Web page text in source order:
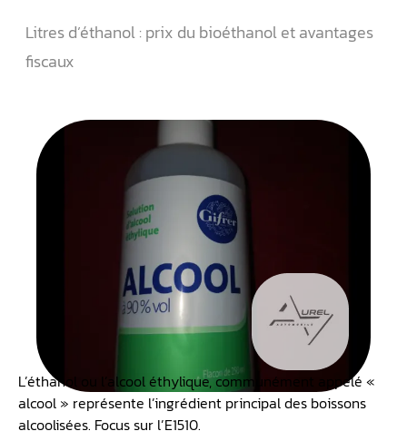
Litres d’éthanol : prix du bioéthanol et avantages
fiscaux
L’éthanol ou l’alcool éthylique, communément appelé «
alcool » représente l’ingrédient principal des boissons
alcoolisées. Focus sur l’E1510.